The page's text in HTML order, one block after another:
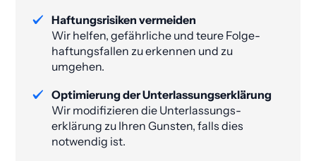
Haftungsrisiken vermeiden
Wir helfen, gefährliche und teure Folge­
haftungs­fallen zu erkennen und zu
umgehen.
Optimierung der Unterlassungs­erklärung
Wir modifizieren die Unterlassungs­
erklärung zu Ihren Gunsten, falls dies
notwendig ist.